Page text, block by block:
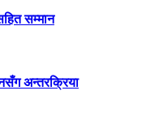
सम्मान
अन्तरक्रिया